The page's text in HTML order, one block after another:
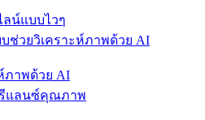
น์แบบไวๆ
ภาพด้วย AI